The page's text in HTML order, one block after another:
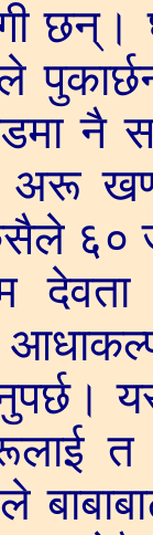
नै
अरू
६०